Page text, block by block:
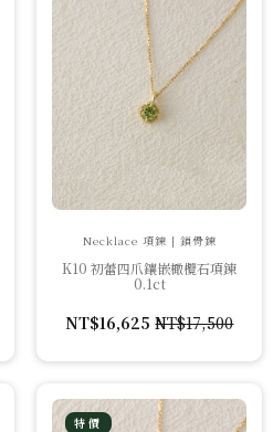
Necklace 項鍊 | 鎖骨鍊
K10 初蕾四爪鑲嵌橄欖石項鍊
0.1ct
NT$17,500
原
價
NT$17,500。
NT$16,625目
價
NT$16,625。
特價